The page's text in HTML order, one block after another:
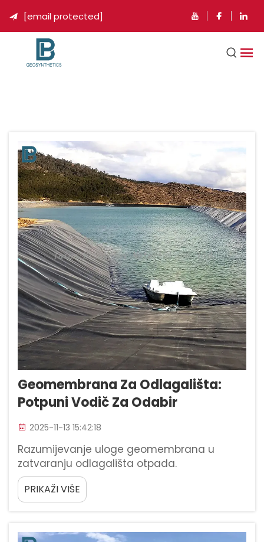
 [email protected]
Geomembrana Za Odlagališta:
Potpuni Vodič Za Odabir
2025-11-13 15:42:18
Razumijevanje uloge geomembrana u
zatvaranju odlagališta otpada.
Geomembrane djeluju kao tehnički barijerni
slojevi koji izoluju otpad od okolnog okoliša,
sprječavajući ekološko onečišćenje. Ovi
moderne sustave odlagališta otpada...
PRIKAŽI VIŠE